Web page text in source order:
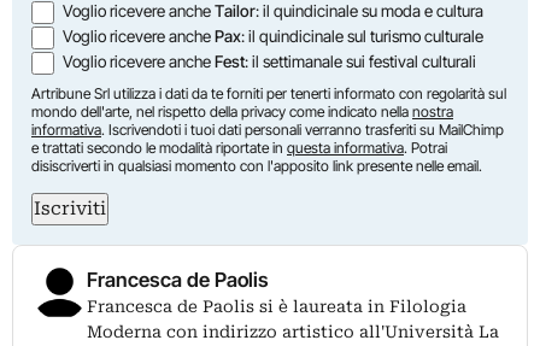
Voglio ricevere ancheTailor: il quindicinale su moda e cultura
Voglio ricevere anchePax: il quindicinale sul turismo culturale
Voglio ricevere ancheFest: il settimanale sui festival culturali
Artribune Srl utilizza i dati da te forniti per tenerti informato con regolarità sul
mondo dell'arte, nel rispetto della privacy come indicato nella nostra
informativa. Iscrivendoti i tuoi dati personali verranno trasferiti su MailChimp
e trattati secondo le modalità riportate in questa informativa. Potrai
disiscriverti in qualsiasi momento con l'apposito link presente nelle email.
Iscriviti
Francesca de Paolis
Francesca de Paolis si è laureata in Filologia
Moderna con indirizzo artistico all'Università La